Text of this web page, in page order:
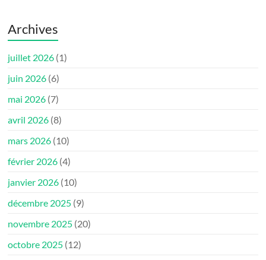
Archives
juillet 2026 (1)
juin 2026 (6)
mai 2026 (7)
avril 2026 (8)
mars 2026 (10)
février 2026 (4)
janvier 2026 (10)
décembre 2025 (9)
novembre 2025 (20)
octobre 2025 (12)